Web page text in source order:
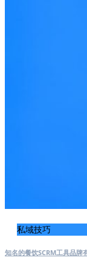
私域技巧
知名的餐饮SCRM工具品牌